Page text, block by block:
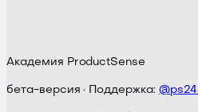
Академия ProductSense
бета-версия · Поддержка: